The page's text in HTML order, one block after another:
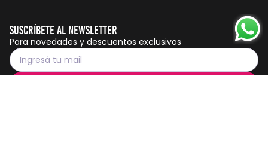
Suscríbete al Newsletter
Para novedades y descuentos exclusivos